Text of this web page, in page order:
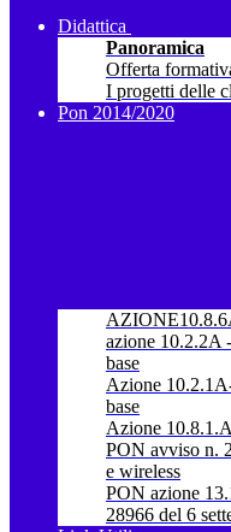
Didattica
Panoramica
Offerta
I progetti delle
Pon 2014/2020
azione 10.2.2A
base
Azione
base
Azione
PON avviso n.
e wireless
PON azione
28966 del 6